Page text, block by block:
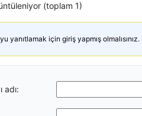
(toplam 1)
yanıtlamak için giriş yapmış olmalısınız.
adı: